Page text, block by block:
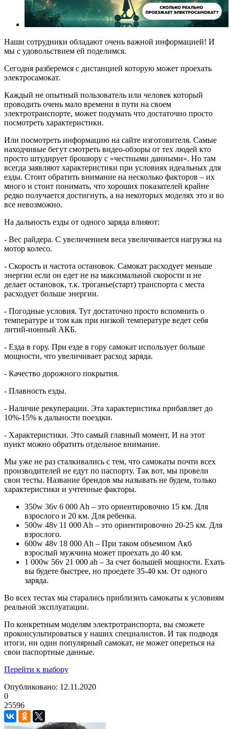
Наши сотрудники обладают очень важной информацией! И
мы с удовольствием ей поделимся.
Сегодня разберемся с дистанцией которую может проехать
электросамокат.
Каждый не опытный пользователь или человек который
проводить очень мало времени в пути на своем
электротранспорте, может подумать что достаточно просто
посмотреть характеристики.
Или посмотреть информацию на сайте изготовителя. Самые
находчивые бегут смотреть видео-обзоры от тех людей кто
просто штудирует брошюру с «честными данными». Но там
всегда заявляют характеристики при условиях идеальных для
езды. Стоит обратить внимание на несколько факторов – их
много и стоит понимать, что хороших показателей крайне
редко получается достигнуть, а на некоторых моделях это и во
все невозможно.
На дальность езды от одного заряда влияют:
- Вес райдера. С увеличением веса увеличивается нагрузка на
мотор колесо.
- Скорость и частота остановок. Самокат расходует меньше
энергии если он едет не на максимальной скорости и не
делает остановок, т.к. троганье(старт) транспорта с места
расходует больше энергии.
- Погодные условия. Тут достаточно просто вспомнить о
температуре и том как при низкой температуре ведет себя
литий-ионный АКБ.
- Езда в гору. При езде в гору самокат использует больше
мощности, что увеличивает расход заряда.
- Качество дорожного покрытия.
- Плавность езды.
- Наличие рекуперации. Эта характеристика прибавляет до
10%-15% к дальности поездки.
- Характеристики. Это самый главный момент, И на этот
пункт можно обратить отдельное внимание.
Мы уже не раз сталкивались с тем, что самокаты почти всех
производителей не едут по паспорту. Так вот, мы провели
свои тесты. Название брендов мы называть не будем, только
характеристики и учтенные факторы.
350w 36v 6 000 Ah – это ориентировочно 15 км. Для
взрослого и 20 км. Для ребенка.
500w 48v 11 000 Ah – это ориентировочно 20-25 км. Для
взрослого.
600w 48v 18 000 Ah – При таком объемном Акб
взрослый мужчина может проехать до 40 км.
1 000w 56v 21 000 ah – За счет большей мощности. Ехать
вы будете быстрее, но проедете 35-40 км. От одного
заряда.
Во всех тестах мы старались приблизить самокаты к условиям
реальной эксплуатации.
По конкретным моделям электротранспорта, вы сможете
проконсультироваться у наших специалистов. И так подводя
итоги, ни один популярный самокат, не может опереться на
свои паспортные данные.
Перейти к выбору
Опубликовано: 12.11.2020
0
25596